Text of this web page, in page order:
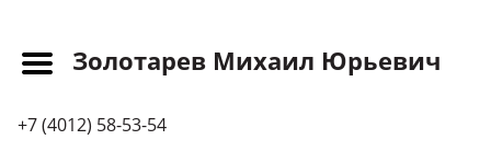
Прайс-лист
Золотарев Михаил Юрьевич
+7 (4012) 58-53-54